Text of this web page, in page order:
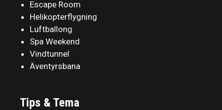
Escape Room
Helikopterflygning
Luftballong
Spa Weekend
Vindtunnel
Äventyrsbana
Tips & Tema